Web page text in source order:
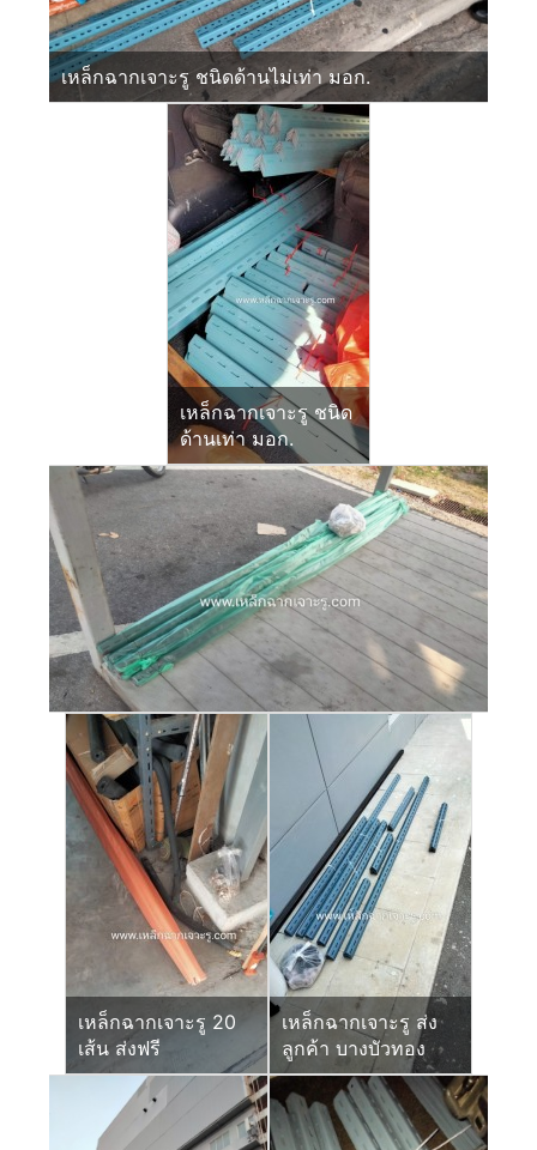
เหล็กฉากเจาะรู ชนิดด้านไม่เท่า มอก.
เหล็กฉากเจาะรู ชนิด
ด้านเท่า มอก.
เหล็กฉากเจาะรู 20
เส้น ส่งฟรี
เหล็กฉากเจาะรู ส่ง
ลูกค้า บางบัวทอง